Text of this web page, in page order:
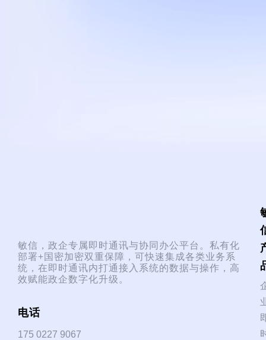
敏信，政企专属即时通讯与协同办公平台。私有化
部署+国密加密双重保障，可快速集成各类业务系
统，在即时通讯内打通接入系统的数据与操作，高
效赋能政企数字化升级。
电话
175 0227 9067